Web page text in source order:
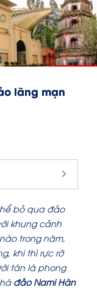
lãng mạn
bỏ qua đảo
khung cảnh
trong năm,
khi thì rực rỡ
tán lá phong
đảo Nami Hàn